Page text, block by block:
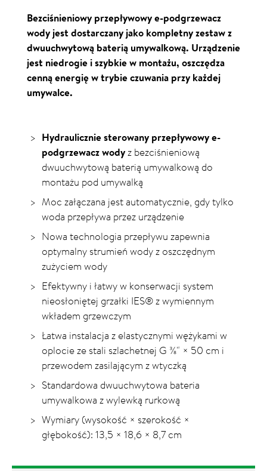
Bezciśnieniowy przepływowy e-podgrzewacz
wody jest dostarczany jako kompletny zestaw z
dwuuchwytową baterią umywalkową. Urządzenie
jest niedrogie i szybkie w montażu, oszczędza
cenną energię w trybie czuwania przy każdej
umywalce.
Hydraulicznie sterowany przepływowy e-
podgrzewacz wodyz bezciśnieniową
dwuuchwytową baterią umywalkową do
montażu pod umywalką
Moc załączana jest automatycznie, gdy tylko
woda przepływa przez urządzenie
Nowa technologia przepływu zapewnia
optymalny strumień wody z oszczędnym
zużyciem wody
Efektywny i łatwy w konserwacji system
nieosłoniętej grzałki IES® z wymiennym
wkładem grzewczym
Łatwa instalacja z elastycznymi wężykami w
oplocie ze stali szlachetnej G ⅜" × 50 cm i
przewodem zasilającym z wtyczką
Standardowa dwuuchwytowa bateria
umywalkowa z wylewką rurkową
Wymiary (wysokość × szerokość ×
głębokość): 13,5 × 18,6 × 8,7 cm